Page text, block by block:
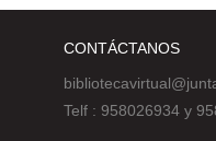
CONTÁCTANOS
Telf : 958026934 y